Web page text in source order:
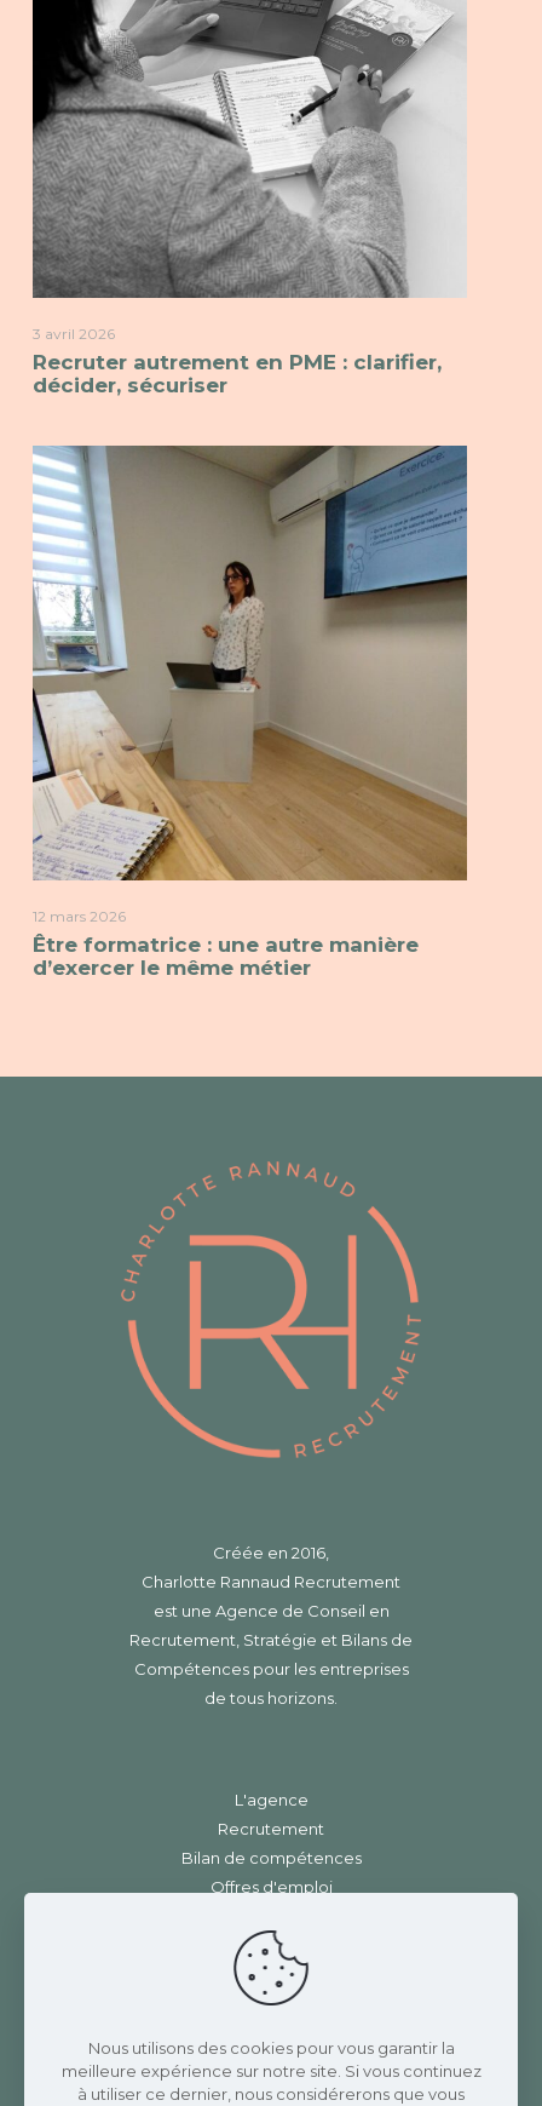
3 avril 2026
Recruter autrement en PME : clarifier,
décider, sécuriser
12 mars 2026
Être formatrice : une autre manière
d’exercer le même métier
Créée en 2016,
Charlotte Rannaud Recrutement
est une Agence de Conseil en
Recrutement, Stratégie et Bilans de
Compétences pour les entreprises
de tous horizons.
L'agence
Recrutement
Bilan de compétences
Offres d'emploi
Mentions légales
Charlotte Rannaud Recrutement
3 Place de la gare
42410 CHAVANAY
Nous utilisons des cookies pour vous garantir la
meilleure expérience sur notre site. Si vous continuez
à utiliser ce dernier, nous considérerons que vous